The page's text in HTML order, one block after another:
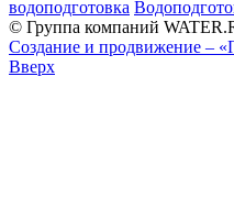
водоподготовка
© Группа компаний
Создание и продвижение –
Вверх